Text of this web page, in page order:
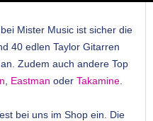
Mister Music ist sicher die
40 edlen Taylor Gitarren
Zudem auch andere Top
, Eastman oder Takamine.
bei uns im Shop ein. Die